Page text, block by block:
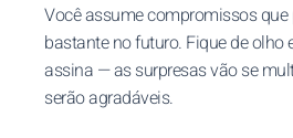
Você assume compromissos
bastante no futuro. Fique de olho
assina — as surpresas vão se
serão agradáveis.